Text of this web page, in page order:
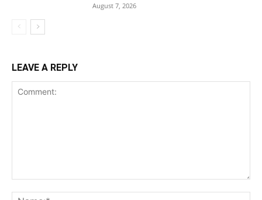
August 7, 2026
LEAVE A REPLY